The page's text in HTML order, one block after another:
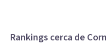
Rankings cerca de